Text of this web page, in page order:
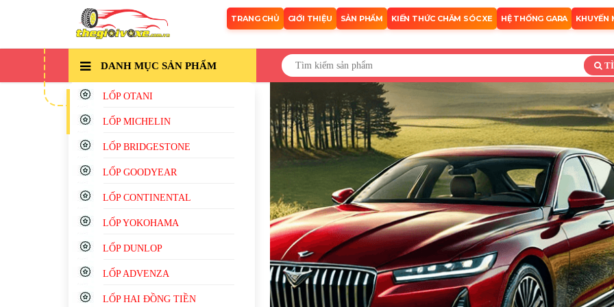
TRANG CHỦ GIỚI THIỆU SẢN PHẨM KIẾN THỨC CHĂM SÓC XE HỆ THỐNG GARA KHUYẾN
DANH MỤC SẢN PHẨM
LỐP OTANI
LỐP MICHELIN
LỐP BRIDGESTONE
LỐP GOODYEAR
LỐP CONTINENTAL
LỐP YOKOHAMA
LỐP DUNLOP
LỐP ADVENZA
LỐP HAI ĐỒNG TIỀN